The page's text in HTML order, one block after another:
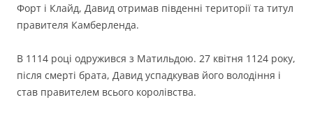
Форт і Клайд, Давид отримав південні території та титул
правителя Камберленда.
В 1114 році одружився з Матильдою. 27 квітня 1124 року,
після смерті брата, Давид успадкував його володіння і
став правителем всього королівства.